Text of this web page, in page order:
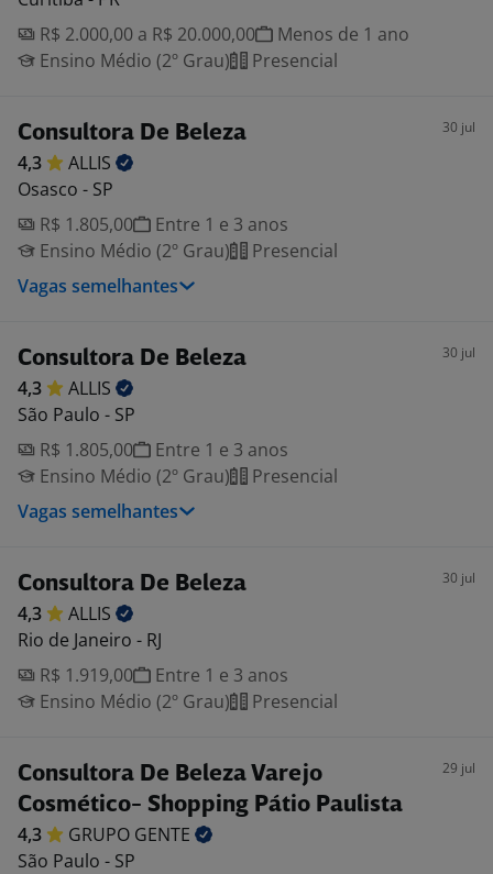
R$ 2.000,00 a R$ 20.000,00
Menos de 1 ano
Ensino Médio (2º Grau)
Presencial
Consultora De Beleza 30 jul
4,3
ALLIS
Osasco - SP
R$ 1.805,00
Entre 1 e 3 anos
Ensino Médio (2º Grau)
Presencial
Vagas semelhantes
Consultora De Beleza 30 jul
4,3
ALLIS
São Paulo - SP
R$ 1.805,00
Entre 1 e 3 anos
Ensino Médio (2º Grau)
Presencial
Vagas semelhantes
Consultora De Beleza 30 jul
4,3
ALLIS
Rio de Janeiro - RJ
R$ 1.919,00
Entre 1 e 3 anos
Ensino Médio (2º Grau)
Presencial
Consultora De Beleza Varejo
Cosmético- Shopping Pátio Paulista
29 jul
4,3 GRUPO GENTE
São Paulo - SP